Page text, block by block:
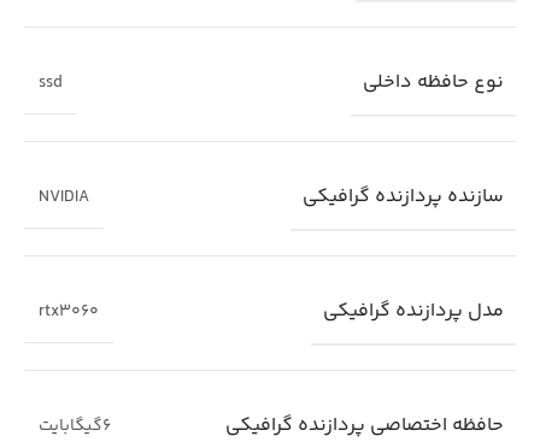
نوع حافظه داخلی ssd
سازنده پردازنده گرافیکی NVIDIA
مدل پردازنده گرافیکی rtx3060
حافظه اختصاصی پردازنده گرافیکی 6گیگابایت